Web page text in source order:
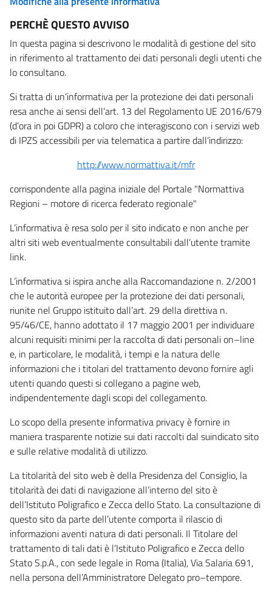
PERCHÈ QUESTO AVVISO
In questa pagina si descrivono le modalità di gestione del sito
in riferimento al trattamento dei dati personali degli utenti che
lo consultano.
Si tratta di un’informativa per la protezione dei dati personali
resa anche ai sensi dell’art. 13 del Regolamento UE 2016/679
(d’ora in poi GDPR) a coloro che interagiscono con i servizi web
di IPZS accessibili per via telematica a partire dall’indirizzo:
http://www.normattiva.it/mfr
corrispondente alla pagina iniziale del Portale "Normattiva
Regioni – motore di ricerca federato regionale"
L’informativa è resa solo per il sito indicato e non anche per
altri siti web eventualmente consultabili dall’utente tramite
link.
L’informativa si ispira anche alla Raccomandazione n. 2/2001
che le autorità europee per la protezione dei dati personali,
riunite nel Gruppo istituito dall’art. 29 della direttiva n.
95/46/CE, hanno adottato il 17 maggio 2001 per individuare
alcuni requisiti minimi per la raccolta di dati personali on–line
e, in particolare, le modalità, i tempi e la natura delle
informazioni che i titolari del trattamento devono fornire agli
utenti quando questi si collegano a pagine web,
indipendentemente dagli scopi del collegamento.
Lo scopo della presente informativa privacy è fornire in
maniera trasparente notizie sui dati raccolti dal suindicato sito
e sulle relative modalità di utilizzo.
La titolarità del sito web è della Presidenza del Consiglio, la
titolarità dei dati di navigazione all’interno del sito è
dell’Istituto Poligrafico e Zecca dello Stato. La consultazione di
questo sito da parte dell’utente comporta il rilascio di
informazioni aventi natura di dati personali. Il Titolare del
trattamento di tali dati è l’Istituto Poligrafico e Zecca dello
Stato S.p.A., con sede legale in Roma (Italia), Via Salaria 691,
nella persona dell’Amministratore Delegato pro–tempore.